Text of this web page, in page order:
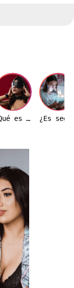
¿Qué es el BDSM y por qué es importante entenderlo correctamente?